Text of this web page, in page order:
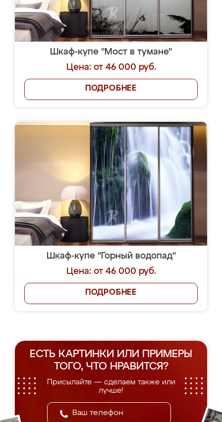
Шкаф-купе "Мост в тумане"
Цена: от 46 000 руб.
ПОДРОБНЕЕ
Шкаф-купе "Горный водопад"
Цена: от 46 000 руб.
ПОДРОБНЕЕ
ЕСТЬ КАРТИНКИ ИЛИ ПРИМЕРЫ
ТОГО, ЧТО НРАВИТСЯ?
Присылайте — сделаем также или
лучше!